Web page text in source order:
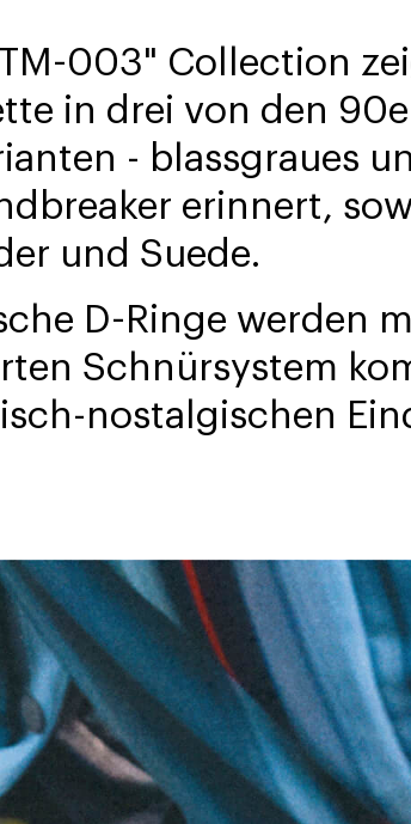
003" Collection
in drei von den
- blassgraues
erinnert,
und Suede.
D-Ringe werden
Schnürsystem
nostalgischen